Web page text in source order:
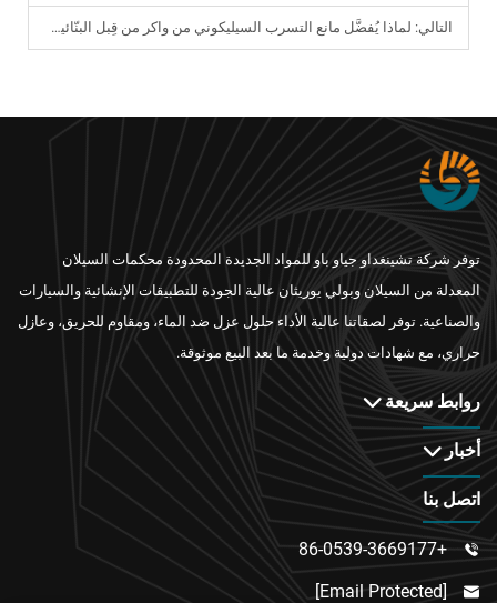
التالي: لماذا يُفضَّل مانع التسرب السيليكوني من واكر من قِبل البنّائين المحترفين في جميع أنحاء العالم؟
توفر شركة تشينغداو جياو باو للمواد الجديدة المحدودة محكمات السيلان
المعدلة من السيلان وبولي يوريثان عالية الجودة للتطبيقات الإنشائية والسيارات
والصناعية. توفر لصقاتنا عالية الأداء حلول عزل ضد الماء، ومقاوم للحريق، وعازل
حراري، مع شهادات دولية وخدمة ما بعد البيع موثوقة.
روابط سريعة
أخبار
اتصل بنا

+86-0539-3669177

[email Protected]